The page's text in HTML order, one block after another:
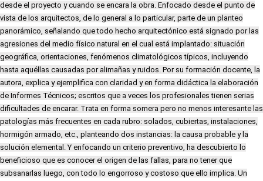
desde el proyecto y cuando se encara la obra. Enfocado desde el punto de
vista de los arquitectos, de lo general a lo particular, parte de un planteo
panorámico, señalando que todo hecho arquitectónico está signado por las
agresiones del medio físico natural en el cual está implantado: situación
geográfica, orientaciones, fenómenos climatológicos típicos, incluyendo
hasta aquéllas causadas por alimañas y ruidos. Por su formación docente, la
autora, explica y ejemplifica con claridad y en forma didáctica la elaboración
de Informes Técnicos; escritos que a veces los profesionales tienen serias
dificultades de encarar. Trata en forma somera pero no menos interesante las
patologías más frecuentes en cada rubro: solados, cubiertas, instalaciones,
hormigón armado, etc., planteando dos instancias: la causa probable y la
solución elemental. Y enfocando un criterio preventivo, ha descubierto lo
beneficioso que es conocer el origen de las fallas, para no tener que
subsanarlas luego, con todo lo engorroso y costoso que ello implica. Un